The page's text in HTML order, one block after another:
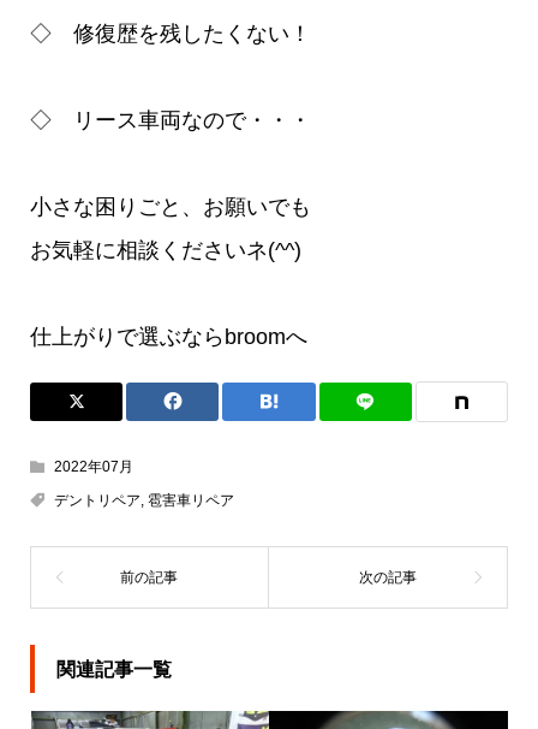
◇ 修復歴を残したくない！
◇ リース車両なので・・・
小さな困りごと、お願いでも
お気軽に相談くださいネ(^^)
仕上がりで選ぶならbroomへ
2022年07月
デントリペア, 雹害車リペア
関連記事一覧